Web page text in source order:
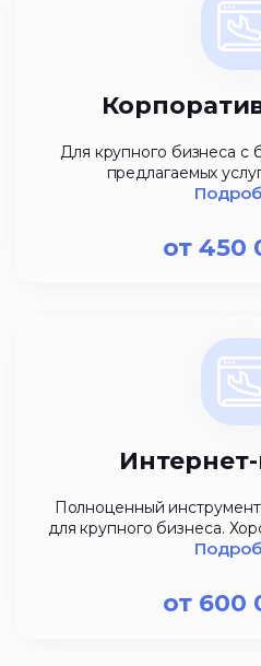
Для крупного бизнеса с
предлагаемых
от 450
Полноценный
для крупного бизнеса.
от 600